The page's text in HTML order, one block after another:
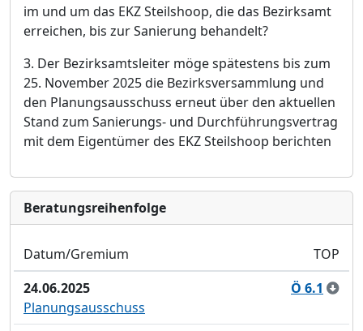
im und um das EKZ Steilshoop, die das Bezirksamt
erreichen, bis zur Sanierung behandelt?
3. Der Bezirksamtsleiter möge spätestens bis zum
25. November 2025 die Bezirksversammlung und
den Planungsausschuss erneut über den aktuellen
Stand zum Sanierungs- und Durchführungsvertrag
mit dem Eigentümerdes EKZ Steilshoop berichten
Bera­tungs­reihen­folge
Datum/Gremium
TOP
24.06.2025
Ö 6.1
Planungsausschuss